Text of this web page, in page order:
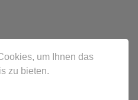
um Ihnen das
zu bieten.